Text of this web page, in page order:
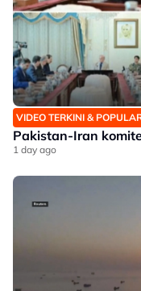
VIDEO TERKINI &
Pakistan-Iran
1 day ago